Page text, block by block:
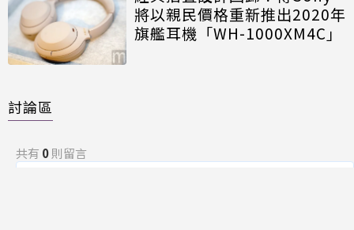
將以親民價格重新推出2020年
旗艦耳機「WH-1000XM4C」
討論區
共有 0則留言